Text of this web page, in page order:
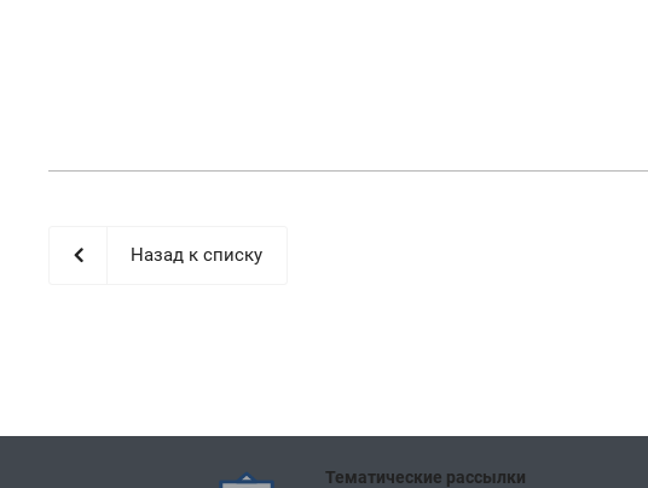
Назад к списку
Тематические рассылки